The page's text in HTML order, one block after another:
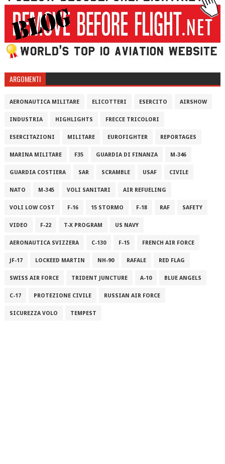
ARGOMENTI
AERONAUTICA MILITARE ELICOTTERI ESERCITO AIRSHOW
INDUSTRIA HIGHLIGHTS FRECCE TRICOLORI
ESERCITAZIONI MILITARE EUROFIGHTER REPORTAGES
MARINA MILITARE F35 GUARDIA DI FINANZA M-346
GUARDIA COSTIERA SAR SCRAMBLE USAF CIVILE
NATO M-345 VOLI SANITARI AIR REFUELING
VOLI LOW COST F-16 15 STORMO F-18 RAF SAFETY
VIDEO F-22 T-X PROGRAM US NAVY
AERONAUTICA SVIZZERA C-130 F-15 FRENCH AIR FORCE
JF-17 LOCKEED MARTIN NH-90 RAFALE RED FLAG
SWISS AIR FORCE TRIDENT JUNCTURE A-10 BLUE ANGELS
C-17 PROTEZIONE CIVILE RUSSIAN AIR FORCE
SICUREZZA VOLO TEMPEST